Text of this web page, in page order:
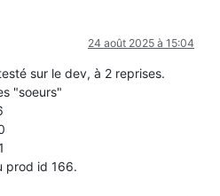
24 août 2025 à 15:04
sur le dev, à 2 reprises.
"soeurs"
prod id 166.